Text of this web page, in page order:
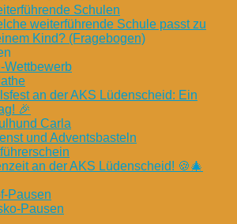
Schulen
weiterführende Schule passt zu
Kind? (Fragebogen)
Wettbewerb
an der AKS Lüdenscheid: Ein
🎉
Carla
und Adventsbasteln
an der AKS Lüdenscheid! 🍪🎄
Pausen
Pausen